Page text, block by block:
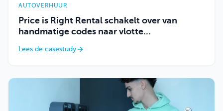
AUTOVERHUUR
Price is Right Rental schakelt over van
handmatige codes naar vlotte
Lees de casestudy